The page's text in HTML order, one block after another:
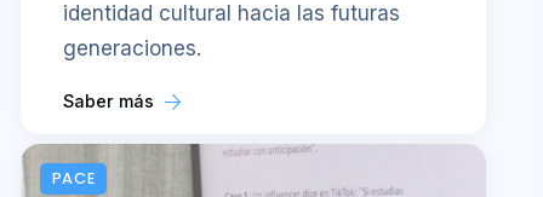
identidad cultural hacia las futuras
generaciones.
Saber más
PACE